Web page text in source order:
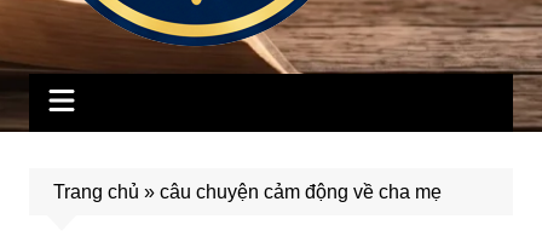
Trang chủ » câu chuyện cảm động về cha mẹ